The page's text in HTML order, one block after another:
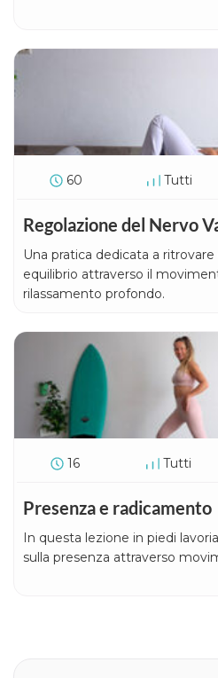
60 Tutti
Regolazione del Nervo
Una pratica dedicata a
equilibrio attraverso il
rilassamento profondo.
16 Tutti
Presenza e radicamento
In questa lezione in piedi
sulla presenza attraverso